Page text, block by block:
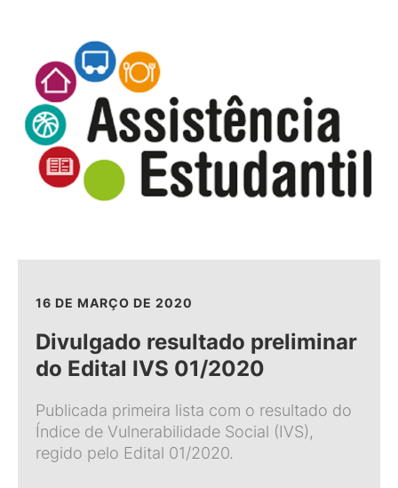
16 DE MARÇO DE 2020
Divulgado resultado preliminar
do Edital IVS 01/2020
Publicada primeira lista com o resultado do
Índice de Vulnerabilidade Social (IVS),
regido pelo Edital 01/2020.